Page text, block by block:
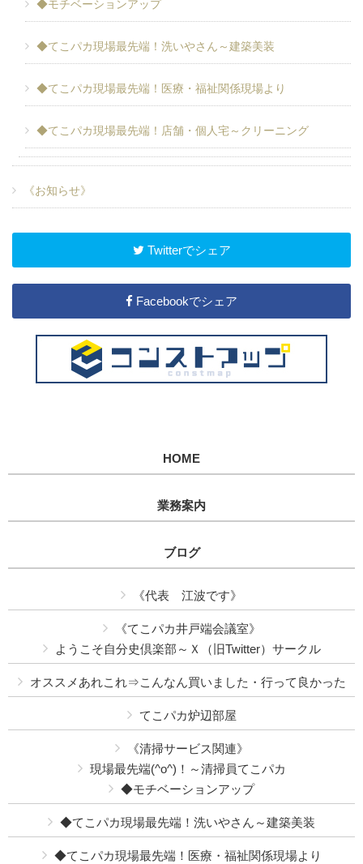
◆モチベーションアップ
◆てこパカ現場最先端！洗いやさん～建築美装
◆てこパカ現場最先端！医療・福祉関係現場より
◆てこパカ現場最先端！店舗・個人宅～クリーニング
《お知らせ》
Twitterでシェア
Facebookでシェア
HOME
業務案内
ブログ
《代表 江波です》
《てこパカ井戸端会議室》
ようこそ自分史倶楽部～Ｘ（旧Twitter）サークル
オススメあれこれ⇒こんなん買いました・行って良かった
てこパカ炉辺部屋
《清掃サービス関連》
現場最先端(^o^)！～清掃員てこパカ
◆モチベーションアップ
◆てこパカ現場最先端！洗いやさん～建築美装
◆てこパカ現場最先端！医療・福祉関係現場より